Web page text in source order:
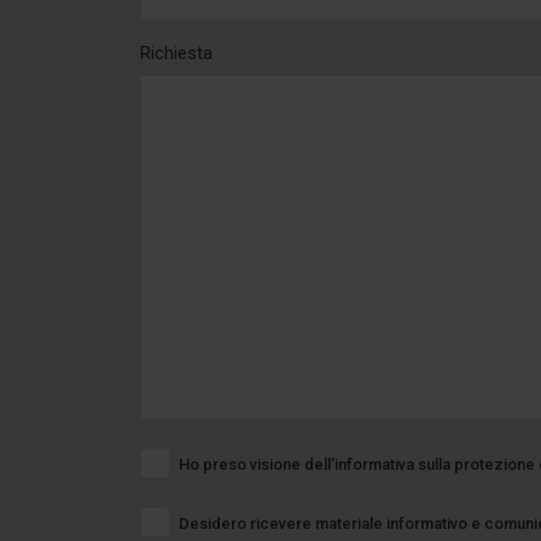
Richiesta
Ho preso visione dell’informativa sulla
Desidero ricevere materiale informativo e